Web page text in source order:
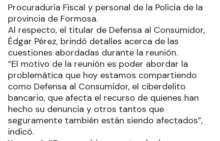
Procuraduría Fiscal y personal de la Policía de la
provincia de Formosa.
Al respecto, el titular de Defensa al Consumidor,
Édgar Pérez, brindó detalles acerca de las
cuestiones abordadas durante la reunión.
“El motivo de la reunión es poder abordar la
problemática que hoy estamos compartiendo
como Defensa al Consumidor, el ciberdelito
bancario, que afecta el recurso de quienes han
hecho su denuncia y otros tantos que
seguramente también están siendo afectados”,
indicó.